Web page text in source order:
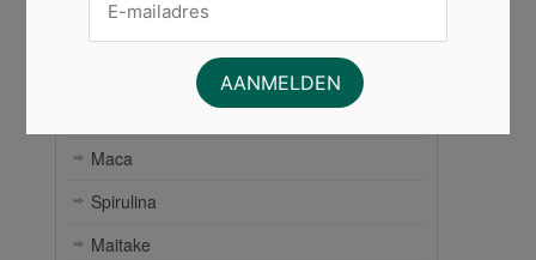
Maca
Spirulina
Maitake